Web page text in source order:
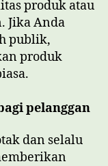
produk atau
Jika Anda
publik,
produk
pelanggan
dan selalu